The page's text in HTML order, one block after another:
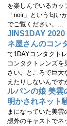
を楽しんでいるカッ
「noir」という匂い
でご覧ください。...
JINS1DAY 2020
ネ屋さんのコン
て1DAYコンタクト
コンタクトレンズ
さい。ところで巨大
えたりしないんです
ルパンの娘 美雲
明かされネット
まになっていた美
想外のキャストでネ